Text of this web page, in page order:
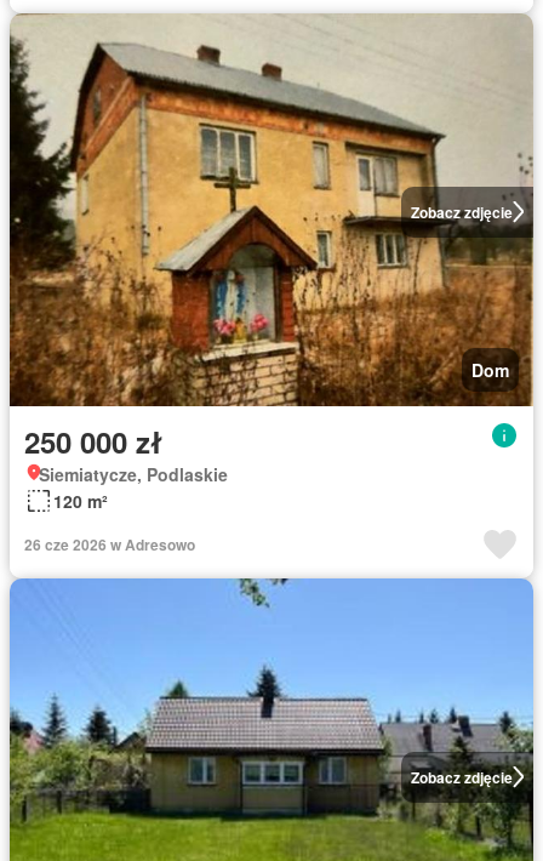
Zobacz zdjęcie
Dom
250 000 zł
Siemiatycze, Podlaskie
120 m²
26 cze 2026 w Adresowo
Zobacz zdjęcie